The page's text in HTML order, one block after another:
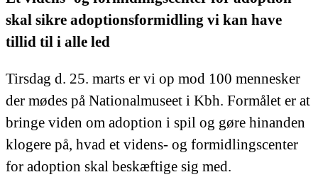
skal sikre adoptionsformidling vi kan have
tillid til i alle led
Tirsdag d. 25. marts er vi op mod 100 mennesker
der mødes på Nationalmuseet i Kbh. Formålet er at
bringe viden om adoption i spil og gøre hinanden
klogere på, hvad et videns- og formidlingscenter
for adoption skal beskæftige sig med.